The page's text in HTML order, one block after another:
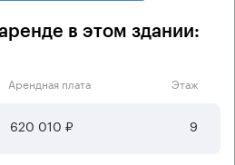
в этом здании:
Арендная плата Этаж
620 010 ₽ 9